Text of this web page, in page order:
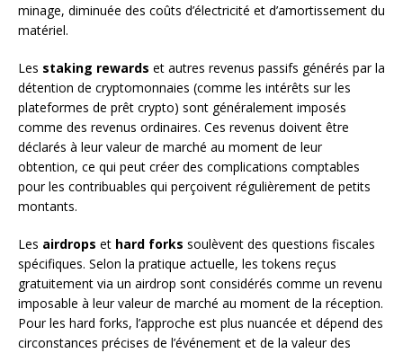
minage, diminuée des coûts d’électricité et d’amortissement du
matériel.
Les staking rewards et autres revenus passifs générés par la
détention de cryptomonnaies (comme les intérêts sur les
plateformes de prêt crypto) sont généralement imposés
comme des revenus ordinaires. Ces revenus doivent être
déclarés à leur valeur de marché au moment de leur
obtention, ce qui peut créer des complications comptables
pour les contribuables qui perçoivent régulièrement de petits
montants.
Les airdrops et hard forks soulèvent des questions fiscales
spécifiques. Selon la pratique actuelle, les tokens reçus
gratuitement via un airdrop sont considérés comme un revenu
imposable à leur valeur de marché au moment de la réception.
Pour les hard forks, l’approche est plus nuancée et dépend des
circonstances précises de l’événement et de la valeur des